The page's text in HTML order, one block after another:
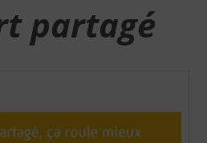
partagé